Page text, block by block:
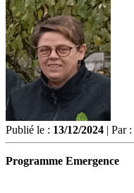
Publié le : 13/12/2024 | Par :
Programme Emergence